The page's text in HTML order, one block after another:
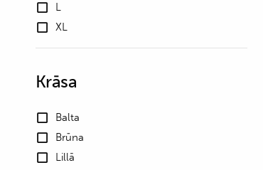
L
XL
Krāsa
Balta
Brūna
Lillā